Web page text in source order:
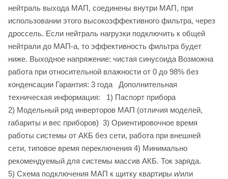
нейтраль выхода МАП, соединены внутри МАП, при
использовании этого высокоэффективного фильтра, через
дроссель. Если нейтраль нагрузки подключить к общей
нейтрали до МАП-а, то эффективность фильтра будет
ниже. Выходное напряжение: чистая синусоида Возможна
работа при относительной влажности от 0 до 98% без
конденсации Гарантия: 3 года Дополнительная
техническая информация: 1) Паспорт прибора
2) Модельный ряд инверторов МАП (отличия моделей,
габариты и вес приборов) 3) Ориентировочное время
работы системы от АКБ без сети, работа при внешней
сети, типовое время переключения 4) Минимально
рекомендуемый для системы массив АКБ. Ток заряда.
5) Схема подключения МАП к щитку квартиры и/или